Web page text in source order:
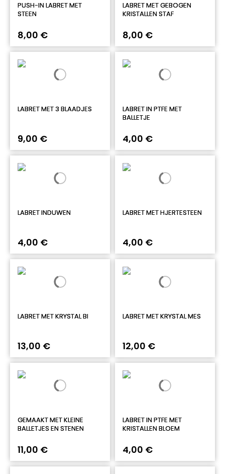
PUSH-IN LABRET MET
STEEN
8,00 €
LABRET MET GEBOGEN
KRISTALLEN STAF
8,00 €
LABRET MET 3 BLAADJES
9,00 €
LABRET IN PTFE MET
BALLETJE
4,00 €
LABRET INDUWEN
4,00 €
LABRET MET HJERTESTEEN
4,00 €
LABRET MET KRYSTAL BI
13,00 €
LABRET MET KRYSTAL MES
12,00 €
GEMAAKT MET KLEINE
BALLETJES EN STENEN
11,00 €
LABRET IN PTFE MET
KRISTALLEN BLOEM
4,00 €